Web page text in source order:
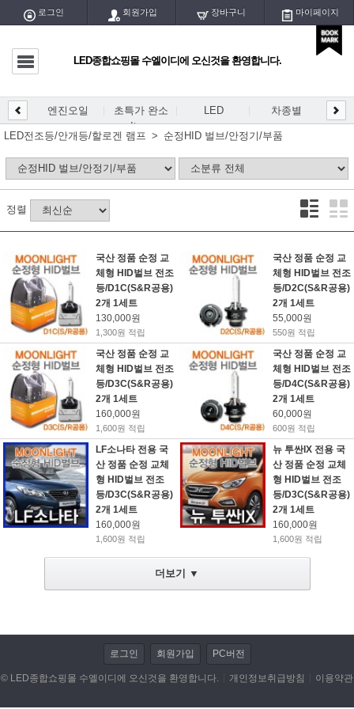
마이페이지
엔진오일
LED
차종별
DIY용 블럭/홀더
DIY용품/공구
LED실내등/전구
LED전조등/안개등/할로겐 램프
저항/전자부품/전자모듈
LED작업 관련제품
자동차용품
DIY KIT
동호회 업로드
휴대폰/기타 액세서리
로그인 회원가입 장바구니 마이페이지
LED종합쇼핑몰 수엘이디에 오신것을 환영합니다.
엔진오일
초특가 완소
Item
LED 차종별 DIY
LED
개등/
LED전조등/안개등/할로겐 램프 순정HID 벌브/안정기/부품
정렬
국산 정품 순정 교
체형 HID벌브 전조
등/D1C(S&R공용)
2개 1세트
130,000원
1,300원 적립
국산 정품 순정 교
체형 HID벌브 전조
등/D2C(S&R공용)
2개 1세트
55,000원
550원 적립
국산 정품 순정 교
체형 HID벌브 전조
등/D3C(S&R공용)
2개 1세트
160,000원
1,600원 적립
국산 정품 순정 교
체형 HID벌브 전조
등/D4C(S&R공용)
2개 1세트
60,000원
600원 적립
LF소나타 전용 국
산 정품 순정 교체
형 HID벌브 전조
등/D3C(S&R공용)
2개 1세트
160,000원
1,600원 적립
뉴 투싼IX 전용 국
산 정품 순정 교체
형 HID벌브 전조
등/D3C(S&R공용)
2개 1세트
160,000원
1,600원 적립
더보기 ▼
로그인 회원가입 PC버전
© LED종합쇼핑몰 수엘이디에 오신것을 환영합니다. 개인정보취급방침 이용약관